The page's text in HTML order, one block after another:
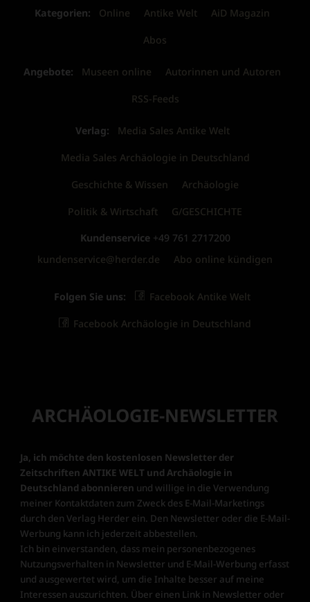
Kategorien: Online Antike Welt AiD Magazin
Abos
Angebote: Museen online Autorinnen und Autoren
RSS-Feeds
Verlag: Media Sales Antike Welt
Media Sales Archäologie in Deutschland
Geschichte & Wissen Archäologie
Politik & Wirtschaft G/GESCHICHTE
Kundenservice +49 761 2717200
kundenservice@herder.de
Abo online kündigen
Folgen Sie uns: Facebook Antike Welt
Facebook Archäologie in Deutschland
ARCHÄOLOGIE-NEWSLETTER
Ja, ich möchte den kostenlosen Newsletter der
Zeitschriften ANTIKE WELT und Archäologie in
Deutschland abonnieren und willige in die Verwendung
meiner Kontaktdaten zum Zweck des E-Mail-Marketings
durch den Verlag Herder ein. Den Newsletter oder die E-Mail-
Werbung kann ich jederzeit abbestellen.
Ich bin einverstanden, dass mein personenbezogenes
Nutzungsverhalten in Newsletter und E-Mail-Werbung erfasst
und ausgewertet wird, um die Inhalte besser auf meine
Interessen auszurichten. Über einen Link in Newsletter oder